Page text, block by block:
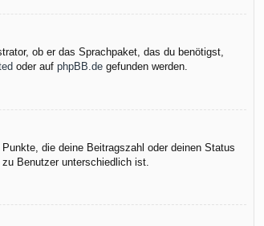
ob er das Sprachpaket, das du benötigst,
oder auf phpBB.de gefunden werden.
die deine Beitragszahl oder deinen Status
Benutzer unterschiedlich ist.